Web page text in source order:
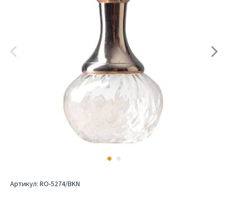
Артикул: RO-5274/BKN